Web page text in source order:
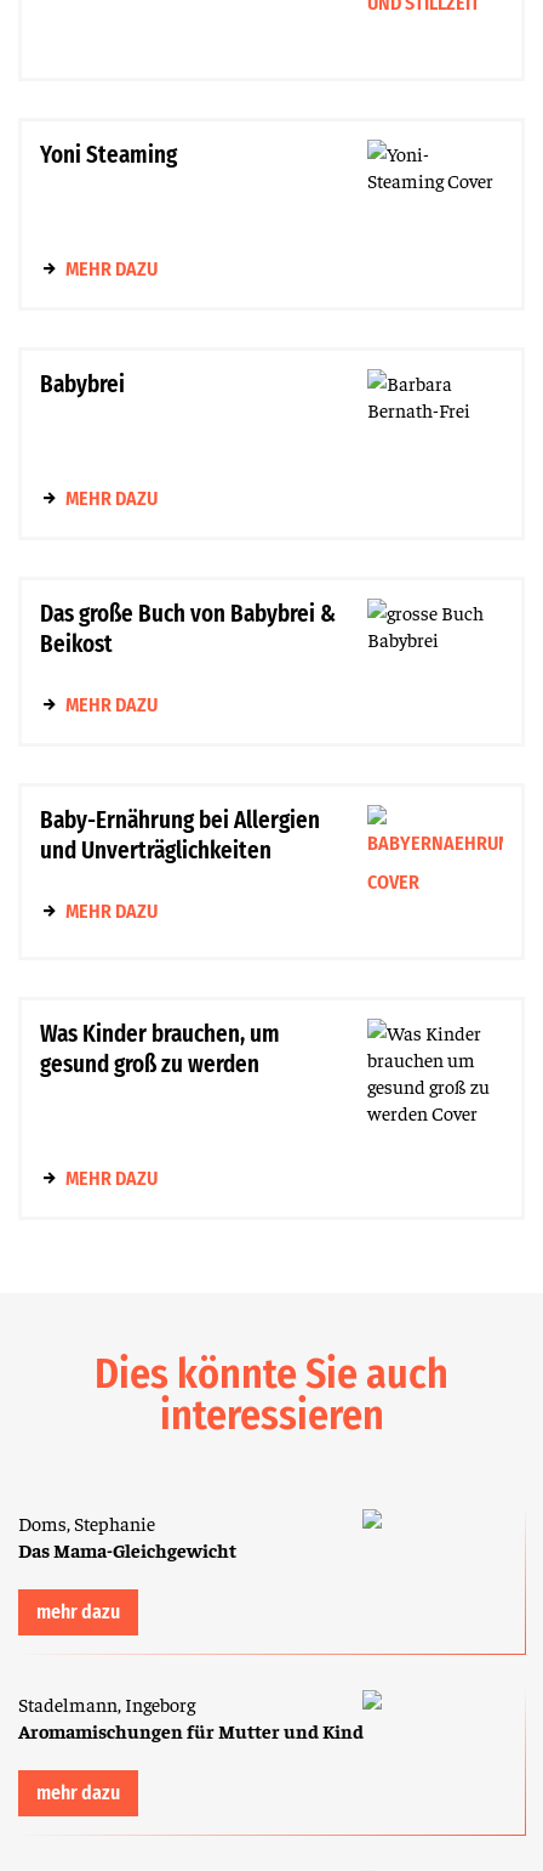
Yoni Steaming
MEHR DAZU
Babybrei
MEHR DAZU
Das große Buch von Babybrei &
Beikost
MEHR DAZU
Baby-Ernährung bei Allergien
und Unverträglichkeiten
MEHR DAZU
Was Kinder brauchen, um
gesund groß zu werden
MEHR DAZU
Dies könnte Sie auch
interessieren
Doms, Stephanie
Das Mama-Gleichgewicht
mehr dazu
Stadelmann, Ingeborg
Aromamischungen für Mutter und Kind
mehr dazu